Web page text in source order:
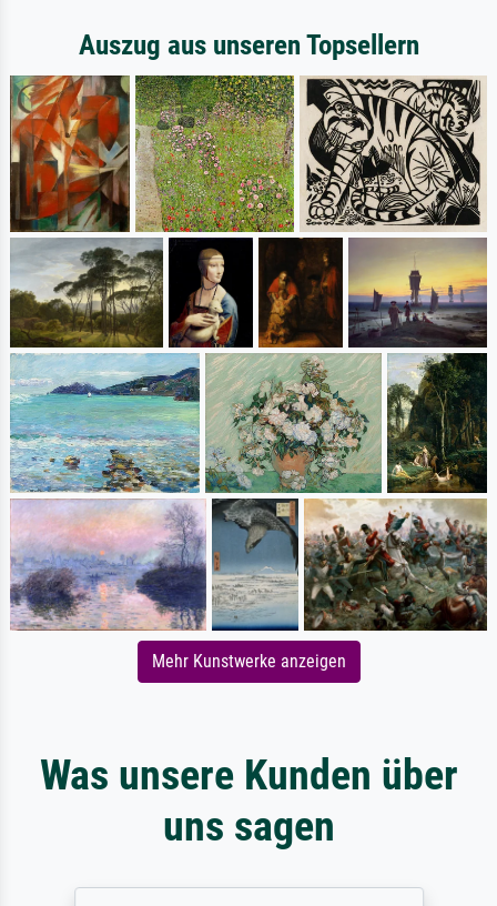
Auszug aus unseren Topsellern
Mehr Kunstwerke anzeigen
Was unsere Kunden über
uns sagen